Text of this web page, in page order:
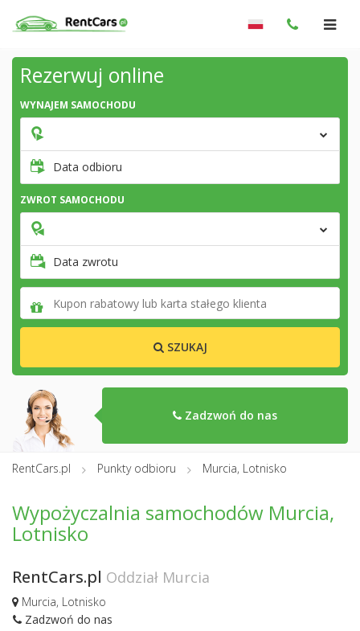
Rezerwuj online
WYNAJEM SAMOCHODU
Data odbioru
ZWROT SAMOCHODU
Data zwrotu
SZUKAJ
Zadzwoń do nas
RentCars.pl Punkty odbioru Murcia, Lotnisko
Wypożyczalnia samochodów Murcia,
Lotnisko
RentCars.pl Oddział Murcia
Murcia, Lotnisko
Zadzwoń do nas